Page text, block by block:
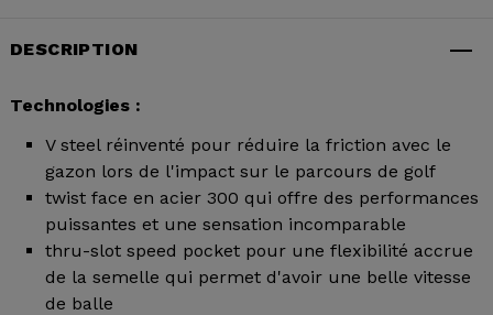
DESCRIPTION
Technologies :
V steel réinventé pour réduire la friction avec le
gazon lors de l'impact sur le parcours de golf
twist face en acier 300 qui offre des performances
puissantes et une sensation incomparable
thru-slot speed pocket pour une flexibilité accrue
de la semelle qui permet d'avoir une belle vitesse
de balle